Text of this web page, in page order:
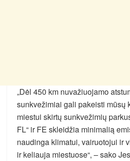
„Dėl 450 km nuvažiuojamo
sunkvežimiai gali pakeisti mūsų
miestui skirtų sunkvežimių
FL“ ir FE skleidžia minimalią
naudinga klimatui, vairuotojui ir
ir keliauja miestuose“, – sako